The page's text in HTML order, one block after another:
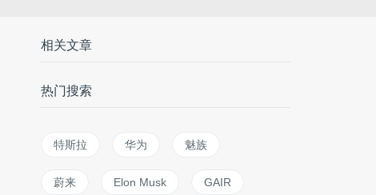
相关文章
热门搜索
特斯拉 华为 魅族
蔚来 Elon Musk GAIR